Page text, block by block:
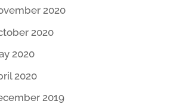
2020
2020
2020
2020
2019